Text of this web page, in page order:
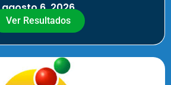
agosto 6, 2026
Ver Resultados